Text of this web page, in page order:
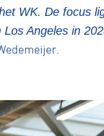
WK. De focus
Angeles in